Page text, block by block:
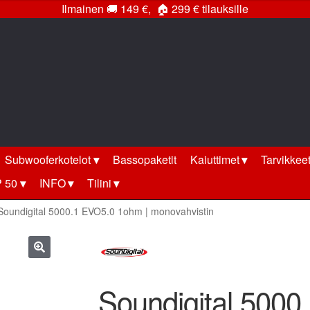
Ilmainen 🚚 149 €, 🏠 299 € tilauksille
Subwooferkotelot Bassopaketit Kaiuttimet
Tarvikkeet
50 INFO Tilini
5000.1 EVO5.0 1ohm | monovahvistin
Soundigital